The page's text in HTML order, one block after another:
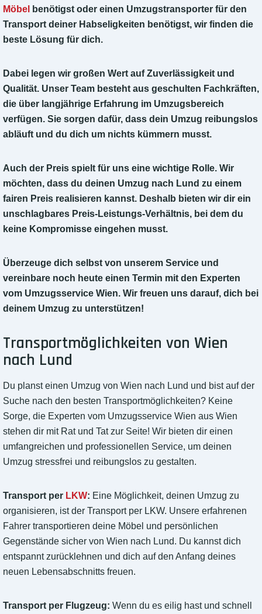
Möbel
benötigst oder einen Umzugstransporter für den
Transport deiner Habseligkeiten benötigst, wir finden die
beste Lösung für dich.
Dabei legen wir großen Wert auf Zuverlässigkeit und
Qualität. Unser Team besteht aus geschulten Fachkräften,
die über langjährige Erfahrung im Umzugsbereich
verfügen. Sie sorgen dafür, dass dein Umzug reibungslos
abläuft und du dich um nichts kümmern musst.
Auch der Preis spielt für uns eine wichtige Rolle. Wir
möchten, dass du deinen Umzug nach Lund zu einem
fairen Preis realisieren kannst. Deshalb bieten wir dir ein
unschlagbares Preis-Leistungs-Verhältnis, bei dem du
keine Kompromisse eingehen musst.
Überzeuge dich selbst von unserem Service und
vereinbare noch heute einen Termin mit den Experten
vom Umzugsservice Wien. Wir freuen uns darauf, dich bei
deinem Umzug zu unterstützen!
Transportmöglichkeiten von Wien
nach Lund
Du planst einen Umzug von Wien nach Lund und bist auf der
Suche nach den besten Transportmöglichkeiten? Keine
Sorge, die Experten vom Umzugsservice Wien aus Wien
stehen dir mit Rat und Tat zur Seite! Wir bieten dir einen
umfangreichen und professionellen Service, um deinen
Umzug stressfrei und reibungslos zu gestalten.
Transport per LKW: Eine Möglichkeit, deinen Umzug zu
organisieren, ist der Transport per LKW. Unsere erfahrenen
Fahrer transportieren deine Möbel und persönlichen
Gegenstände sicher von Wien nach Lund. Du kannst dich
entspannt zurücklehnen und dich auf den Anfang deines
neuen Lebensabschnitts freuen.
Transport per Flugzeug: Wenn du es eilig hast und schnell